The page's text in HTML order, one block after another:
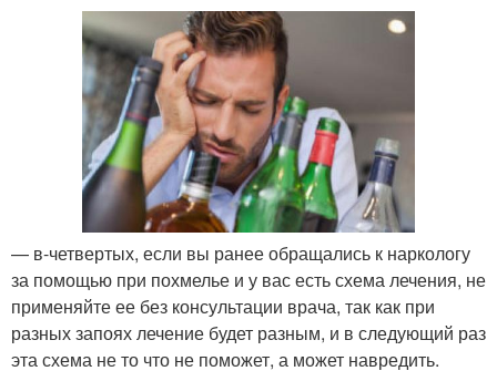
— в-четвертых, если вы ранее обращались к наркологу
за помощью при похмелье и у вас есть схема лечения, не
применяйте ее без консультации врача, так как при
разных запоях лечение будет разным, и в следующий раз
эта схема не то что не поможет, а может навредить.